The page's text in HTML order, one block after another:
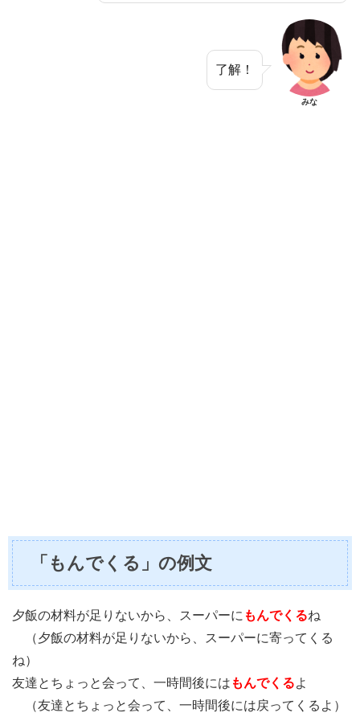
了解！
みな
「もんでくる」の例文
夕飯の材料が足りないから、スーパーに もんでくるね
（夕飯の材料が足りないから、スーパーに寄ってくる
ね）
友達とちょっと会って、一時間後には もんでくるよ
（友達とちょっと会って、一時間後には戻ってくるよ）